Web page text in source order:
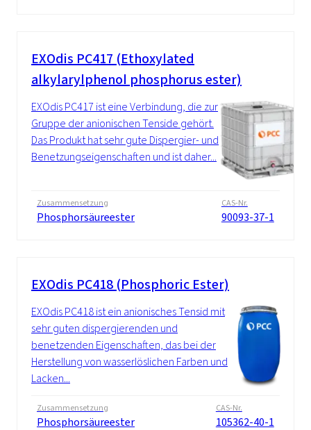
EXOdis PC417 (Ethoxylated
alkylarylphenol phosphorus ester)
EXOdis PC417 ist eine Verbindung, die zur
Gruppe der anionischen Tenside gehört.
Das Produkt hat sehr gute Dispergier- und
Benetzungseigenschaften und ist daher...
Zusammensetzung
Phosphorsäureester
CAS-Nr.
90093-37-1
EXOdis PC418 (Phosphoric Ester)
EXOdis PC418 ist ein anionisches Tensid mit
sehr guten dispergierenden und
benetzenden Eigenschaften, das bei der
Herstellung von wasserlöslichen Farben und
Lacken...
Zusammensetzung
Phosphorsäureester
CAS-Nr.
105362-40-1